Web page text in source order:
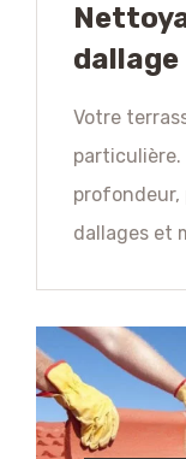
dallage
Votre
particulière.
profondeur,
dallages et